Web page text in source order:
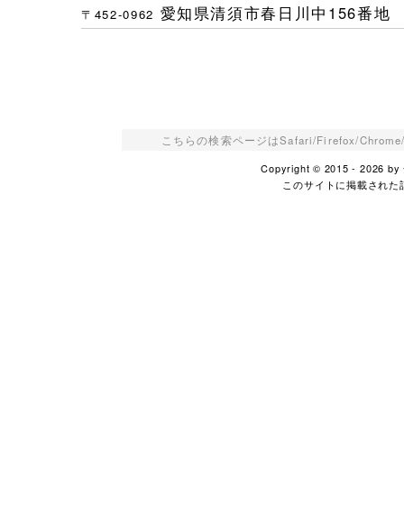
〒452-0962 愛知県清須市春日川中156番地
こちらの検索ページはSafari/Firefox/
Copyright © 2015 - 2026 by
このサイトに掲載され